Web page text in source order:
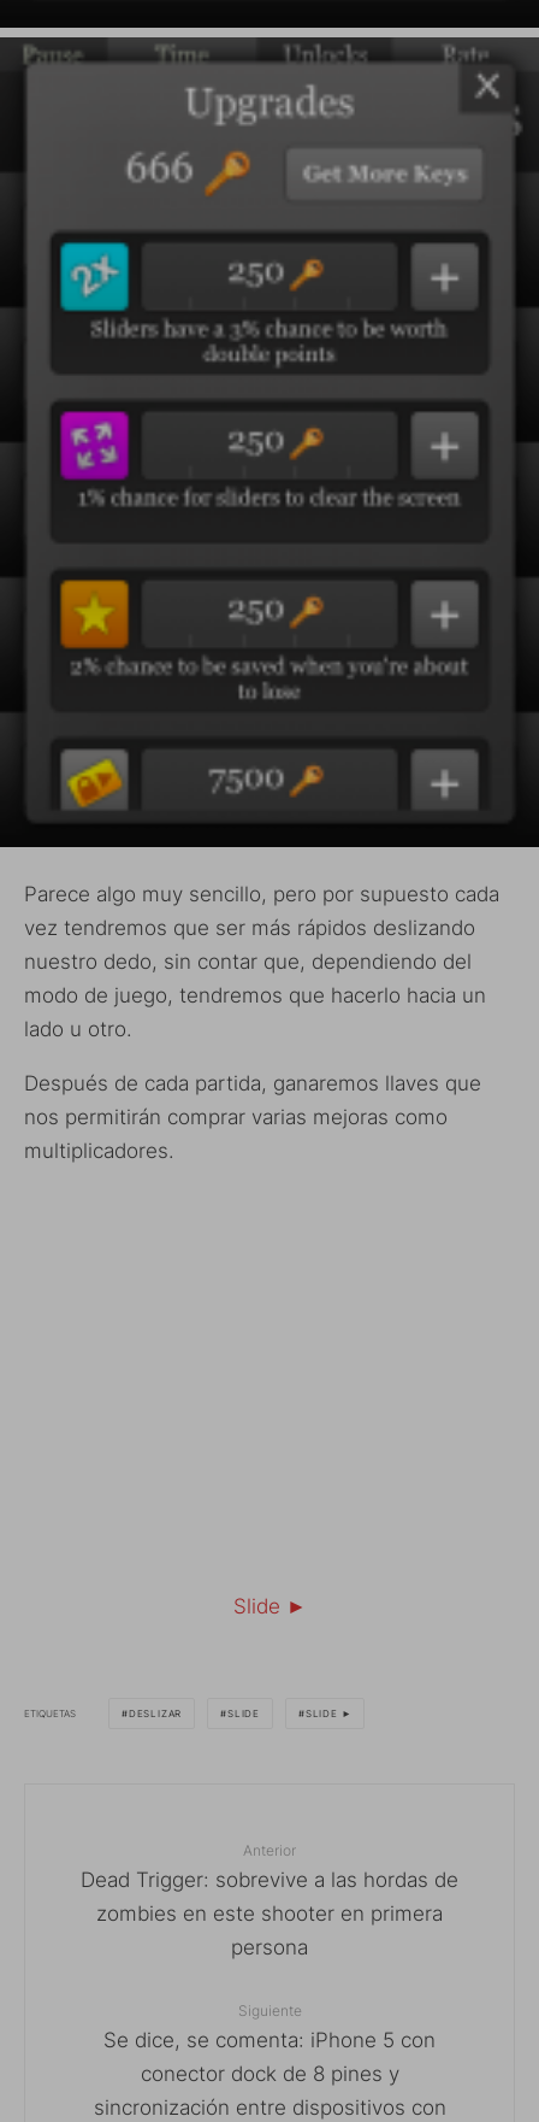
Parece algo muy sencillo, pero por supuesto cada
vez tendremos que ser más rápidos deslizando
nuestro dedo, sin contar que, dependiendo del
modo de juego, tendremos que hacerlo hacia un
lado u otro.
Después de cada partida, ganaremos llaves que
nos permitirán comprar varias mejoras como
multiplicadores.
Slide ►
ETIQUETAS DESLIZAR SLIDE SLIDE ►
Anterior
Dead Trigger: sobrevive a las hordas de
zombies en este shooter en primera
persona
Siguiente
Se dice, se comenta: iPhone 5 con
conector dock de 8 pines y
sincronización entre dispositivos con